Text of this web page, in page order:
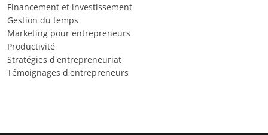
Financement et investissement
Gestion du temps
Marketing pour entrepreneurs
Productivité
Stratégies d'entrepreneuriat
Témoignages d'entrepreneurs